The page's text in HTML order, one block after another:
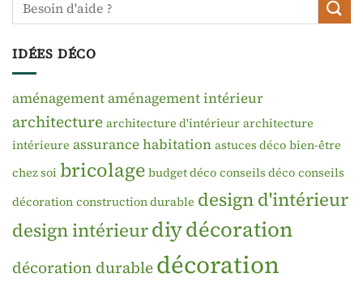
IDÉES DÉCO
aménagementaménagement intérieur
architecture architecture d'intérieur architecture
intérieure assurance habitation astuces déco bien-être
chez soi bricolage budget déco conseils déco conseils
décoration construction durable design d'intérieur
design intérieurdiydécoration
décoration durabledécoration